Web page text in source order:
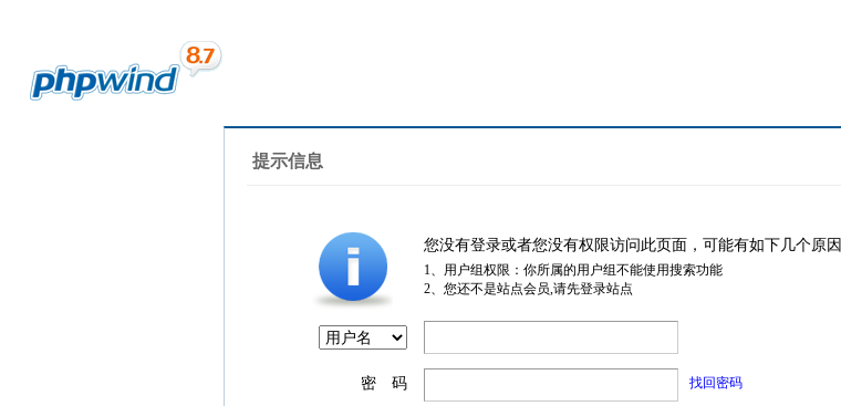
提示信息
您没有登录或者您没有权限访问此页面，可能有如下几个原因
1、用户组权限：你所属的用户组不能使用搜索功能
2、您还不是站点会员,请先登录站点
密 码 找回密码